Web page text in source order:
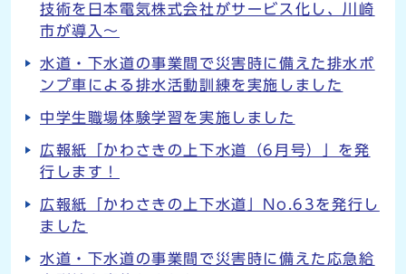
技術を日本電気株式会社がサービス化し、川崎
市が導入～
水道・下水道の事業間で災害時に備えた排水ポ
ンプ車による排水活動訓練を実施しました
中学生職場体験学習を実施しました
広報紙「かわさきの上下水道（6月号）」を発
行します！
広報紙「かわさきの上下水道」No.63を発行し
ました
水道・下水道の事業間で災害時に備えた応急給